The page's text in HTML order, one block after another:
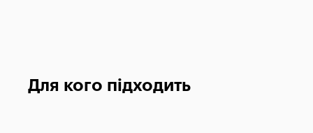
Для кого підходить